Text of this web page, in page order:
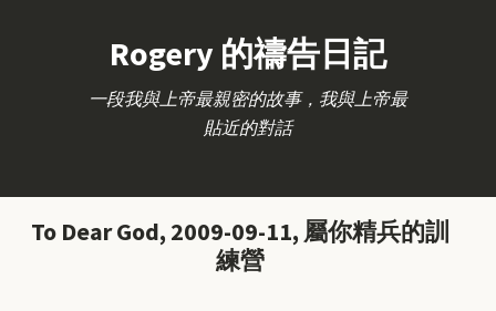
Rogery 的禱告日記
一段我與上帝最親密的故事，我與上帝最
貼近的對話
To Dear God, 2009-09-11, 屬你精兵的訓
練營